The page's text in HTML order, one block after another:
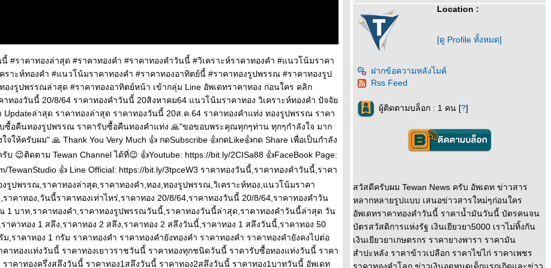
#ราคาทองล่าสุด #ราคาทองคำ #ราคาทองคำวันนี้ #วิเคราะห์ราคาทองคำ #แนวโน้มราคา
ราะห์ทองคำ #แนวโน้มราคาทองคำ #ราคาทองอาทิตย์นี้ #ราคาทองรูปพรรณ #ราคาทองรูป
งรูปพรรณล่าสุด #ราคาทองอาทิตย์หน้า เข้ากลุ่ม Line อัพเดทราคาทอง ก่อนใคร คลิก
าทองวันนี้ 20/8/64 ราคาทองคำวันนี้ 20สิงหาคม64 แนวโน้มราคาทอง วิเคราะห์ทองคำ ปัจจั
Updateล่าสุด ราคาทองล่าสุด ราคาทองวันนี้ 20ส.ค.64 ราคาทองคำแท่ง ทองรูปพรรณ ราคา
ซื้อคืนทองรูปพรรณ ราคารับซื้อคืนทองคำแท่ง 🙏"ขอขอบพระคุณทุกๆท่าน ทุกๆกำลังใจ มาก
ให้ครับผม" 🙏 Thank You Very Much 👍 กดSubscribe 👍กดLike👍กด Share เพื่อเป็นกำลัง
😉ติดตาม Tewan Channel ได้ที่😉 👍Youtube: https://bit.ly/2CISa88 👍FaceBook Page:
TewanStudio 👍 Line Official: https://bit.ly/3tpceW3 ราคาทองวันนี้,ราคาทองคำวันนี้,ราคา
งรูปพรรณ,ราคาทองล่าสุด,ราคาทองคำ,ทอง,ทองรูปพรรณ,วิเคราะห์ทอง,แนวโน้มราคา
ราคาทอง,วันนี้ราคาทองเท่าไหร่,ราคาทอง 20/8/64,ราคาทองวันนี้ 20/8/64,ราคาทองคําวัน
1 บาท,ราคาทองคํา,ราคาทองรูปพรรณวันนี้,ราคาทองวันนี้ล่าสุด,ราคาทองคําวันนี้ล่าสุด วัน
าคาทอง 1 สลึง,ราคาทอง 2 สลึง,ราคาทอง 2 สลึงวันนี้,ราคาทอง 1 สลึงวันนี้,ราคาทอง 50
ม,ราคาทอง 1 กรัม ราคาทองคำ ราคาทองคำยังทองคำ ราคาทองคำ ราคาทองคำยังคงไปต่อ
าทองแท่งวันนี้ ราคาทองเยาวราชวันนี้ ราคาทองทุกชนิดวันนี้ ราคารับซื้อทองแท่งวันนี้ ราคา
าคาทองครึ่งสลึงวันนี้ ราคาทอง1สลึงวันนี้ ราคาทอง2สลึงวันนี้ ราคาทอง1บาทวันนี้ อัพเดท
Location :
[ดู Profile ทั้งหมด]
ฝากข้อความหลังไมค์
Rss Feed
ผู้ติดตามบล็อก : 1 คน [?]
สวัสดีครับผม Tewan News ครับ อัพเดท ข่าวสาร
หลากหลายรูปแบบ เสนอข่าวสารใหม่ๆก่อนใคร
อัพเดทราคาทองคำวันนี้ ราคาน้ำมันวันนี้ บัตรคนจน
บัตรสวัสดิการแห่งรัฐ เงินเยียวยา5000 เราไม่ทิ้งกัน
เงินเยียวยาเกษตรกร ราคายางพารา ราคามัน
สำปะหลัง ราคาข้าวเปลือก ราคาไข่ไก่ ราคาเพชร